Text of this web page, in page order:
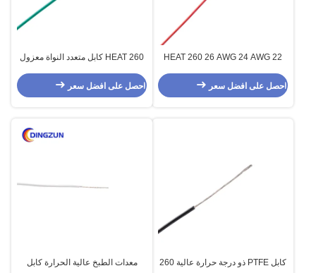
HEAT 260 26 AWG 24 AWG 22
للأجهزة الكهربائية
احصل على افضل سعر
HEAT 260 كابل متعدد النواة معزول
احصل على افضل سعر
كابل PTFE ذو درجة حرارة عالية 260
معدات الطبخ عالية الحرارة كابل